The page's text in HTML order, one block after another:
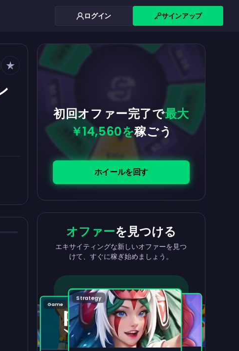
ログイン サインアップ
初回オファー完了で最大
￥14,560を稼ごう
ホイールを回す
$100
$5.00
$5.00
$0.10 $5.00
$5.00
$0.10
オファーを見つける
エキサイティングな新しいオファーを見つ
けて、すぐに稼ぎ始めましょう。
Tabletop
Puzzle
Strategy
Game
Game
報酬を獲得
タスクを完了して、残高が増えるのを見
守りましょう。
100,000
注目のオファー すべて表示
収益を 出金
収益を素早く簡単に引き出せます。